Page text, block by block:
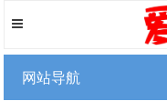
网站导航